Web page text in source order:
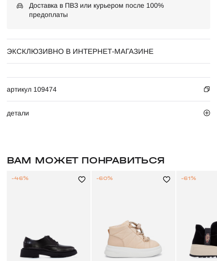
Доставка в ПВЗ или курьером после 100%
предоплаты
ЭКСКЛЮЗИВНО В ИНТЕРНЕТ-МАГАЗИНЕ
артикул 109474
детали
ВАМ МОЖЕТ ПОНРАВИТЬСЯ
-46% -60% -61%